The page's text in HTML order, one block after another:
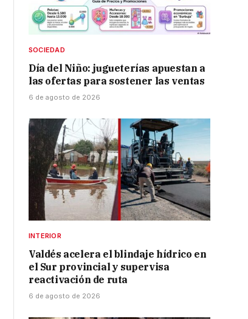
SOCIEDAD
Día del Niño: jugueterías apuestan a
las ofertas para sostener las ventas
6 de agosto de 2026
INTERIOR
Valdés acelera el blindaje hídrico en
el Sur provincial y supervisa
reactivación de ruta
6 de agosto de 2026